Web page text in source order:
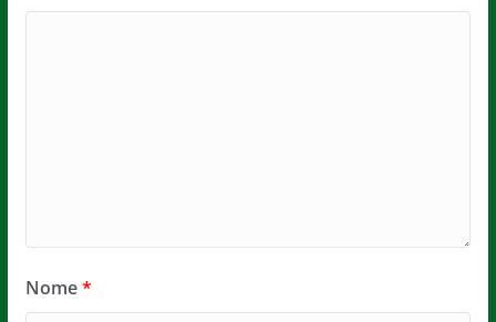
Nome*